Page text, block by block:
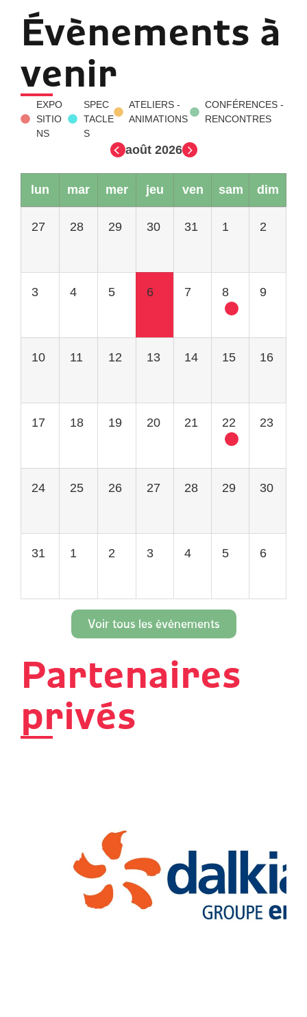
Évènements à
venir
EXPO
SITIO
NS
SPEC
TACLE
S
ATELIERS -
ANIMATIONS
CONFÉRENCES -
RENCONTRES
août 2026
lun mar mer jeu ven sam dim
27 28 29 30 31 1 2
3 4 5 6 7 8 9
10 11 12 13 14 15 16
17 18 19 20 21 22 23
24 25 26 27 28 29 30
31 1 2 3 4 5 6
Voir tous les évènements
Partenaires
privés